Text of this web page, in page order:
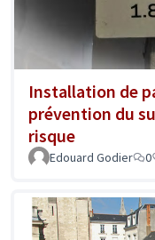
Installation de
prévention du
risque
Edouard Godier 0